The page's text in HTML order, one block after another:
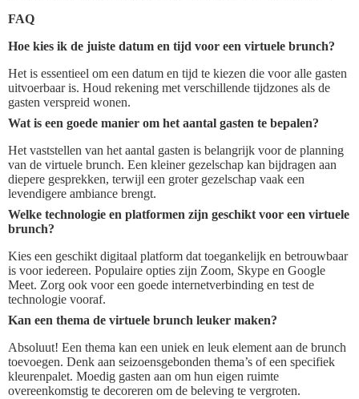
FAQ
Hoe kies ik de juiste datum en tijd voor een virtuele brunch?
Het is essentieel om een datum en tijd te kiezen die voor alle gasten
uitvoerbaar is. Houd rekening met verschillende tijdzones als de
gasten verspreid wonen.
Wat is een goede manier om het aantal gasten te bepalen?
Het vaststellen van het aantal gasten is belangrijk voor de planning
van de virtuele brunch. Een kleiner gezelschap kan bijdragen aan
diepere gesprekken, terwijl een groter gezelschap vaak een
levendigere ambiance brengt.
Welke technologie en platformen zijn geschikt voor een virtuele
brunch?
Kies een geschikt digitaal platform dat toegankelijk en betrouwbaar
is voor iedereen. Populaire opties zijn Zoom, Skype en Google
Meet. Zorg ook voor een goede internetverbinding en test de
technologie vooraf.
Kan een thema de virtuele brunch leuker maken?
Absoluut! Een thema kan een uniek en leuk element aan de brunch
toevoegen. Denk aan seizoensgebonden thema’s of een specifiek
kleurenpalet. Moedig gasten aan om hun eigen ruimte
overeenkomstig te decoreren om de beleving te vergroten.